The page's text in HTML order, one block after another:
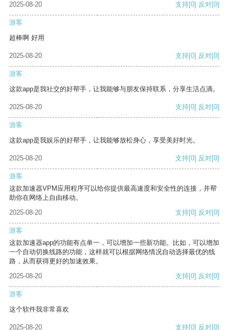
2025-08-20
支持[0] 反对[0]
游客
超棒啊 好用
2025-08-20 支持[0] 反对[0]
游客
这款app是我社交的好帮手，让我能够与朋友保持联系，分享生活点滴。
2025-08-20 支持[0] 反对[0]
游客
这款app是我娱乐的好帮手，让我能够放松身心，享受美好时光。
2025-08-20 支持[0] 反对[0]
游客
这款加速器VPM应用程序可以给你提供最高速度和安全性的连接，并帮
助你在网络上自由移动。
2025-08-20
支持[0] 反对[0]
游客
这款加速器app的功能有点单一，可以增加一些新功能。比如，可以增加
一个自动切换线路的功能，这样就可以根据网络情况自动选择最优的线
路，从而获得更好的加速效果。
2025-08-20
支持[0] 反对[0]
游客
这个软件我非常喜欢
2025-08-20 支持[0] 反对[0]